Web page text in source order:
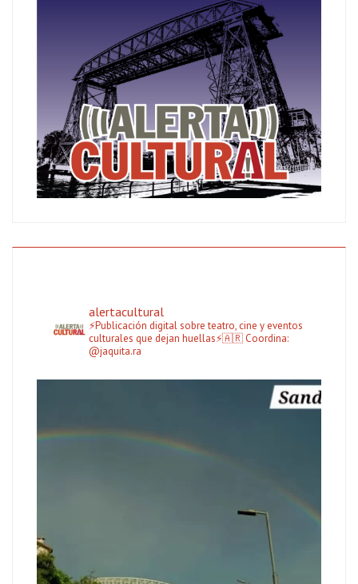
alertacultural
⚡Publicación digital sobre teatro, cine y eventos
culturales que dejan huellas⚡🇦🇷 Coordina:
@jaquita.ra